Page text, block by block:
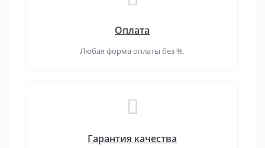
Оплата
Любая форма оплаты без %.
Гарантия качества